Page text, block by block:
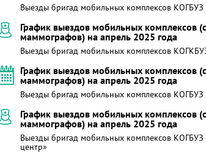
Выезды бригад мобильных комплексов КОГБУЗ
График выездов мобильных комплексов
маммографов) на апрель 2025 года
Выезды бригад мобильных комплексов
График выездов мобильных комплексов
маммографов) на апрель 2025 года
Выезды бригад мобильных комплексов КОГБУЗ
График выездов мобильных комплексов
маммографов) на апрель 2025 года
Выезды бригад мобильных комплексов КОГБУЗ
центр»